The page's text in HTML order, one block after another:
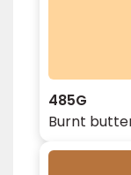
485G
Burnt